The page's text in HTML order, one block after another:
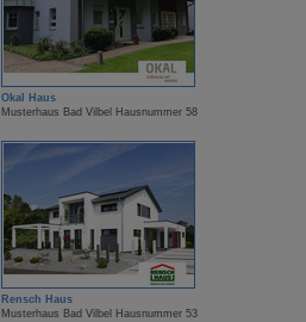
Okal Haus
Musterhaus Bad Vilbel Hausnummer 58
Rensch Haus
Musterhaus Bad Vilbel Hausnummer 53